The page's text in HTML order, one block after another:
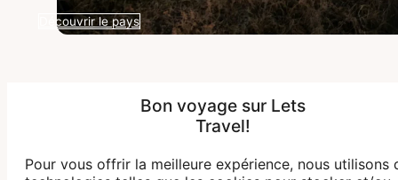
Bon voyage sur Lets
Travel!
Pour vous offrir la meilleure expérience, nous utilisons
Découvrir le pays
AFRIQUE DU SUD
Des villes vibrantes aux réserves sauvages du